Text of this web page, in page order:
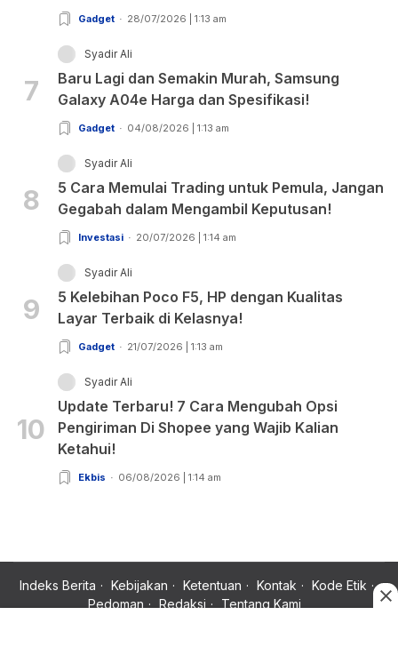
Gadget 28/07/2026 | 1:13 am
7
Syadir Ali
Baru Lagi dan Semakin Murah, Samsung
Galaxy A04e Harga dan Spesifikasi!
Gadget 04/08/2026 | 1:13 am
8
Syadir Ali
5 Cara Memulai Trading untuk Pemula, Jangan
Gegabah dalam Mengambil Keputusan!
Investasi 20/07/2026 | 1:14 am
9
Syadir Ali
5 Kelebihan Poco F5, HP dengan Kualitas
Layar Terbaik di Kelasnya!
Gadget 21/07/2026 | 1:13 am
10
Syadir Ali
Update Terbaru! 7 Cara Mengubah Opsi
Pengiriman Di Shopee yang Wajib Kalian
Ketahui!
Ekbis 06/08/2026 | 1:14 am
Indeks Berita Kebijakan Ketentuan Kontak
Kode Etik
Pedoman
Redaksi Tentang Kami